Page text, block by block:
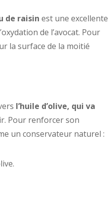
de raisin est une excellente
de l’avocat. Pour
la surface de la moitié
l’huile d’olive, qui va
Pour renforcer son
un conservateur naturel :